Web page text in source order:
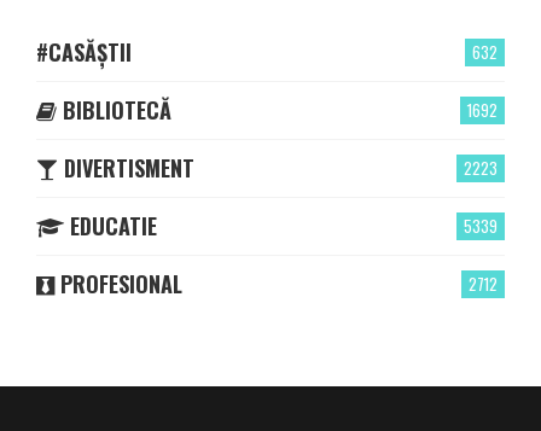
632
#CASĂȘTII
1692
BIBLIOTECĂ
2223
DIVERTISMENT
5339
EDUCATIE
2712
PROFESIONAL